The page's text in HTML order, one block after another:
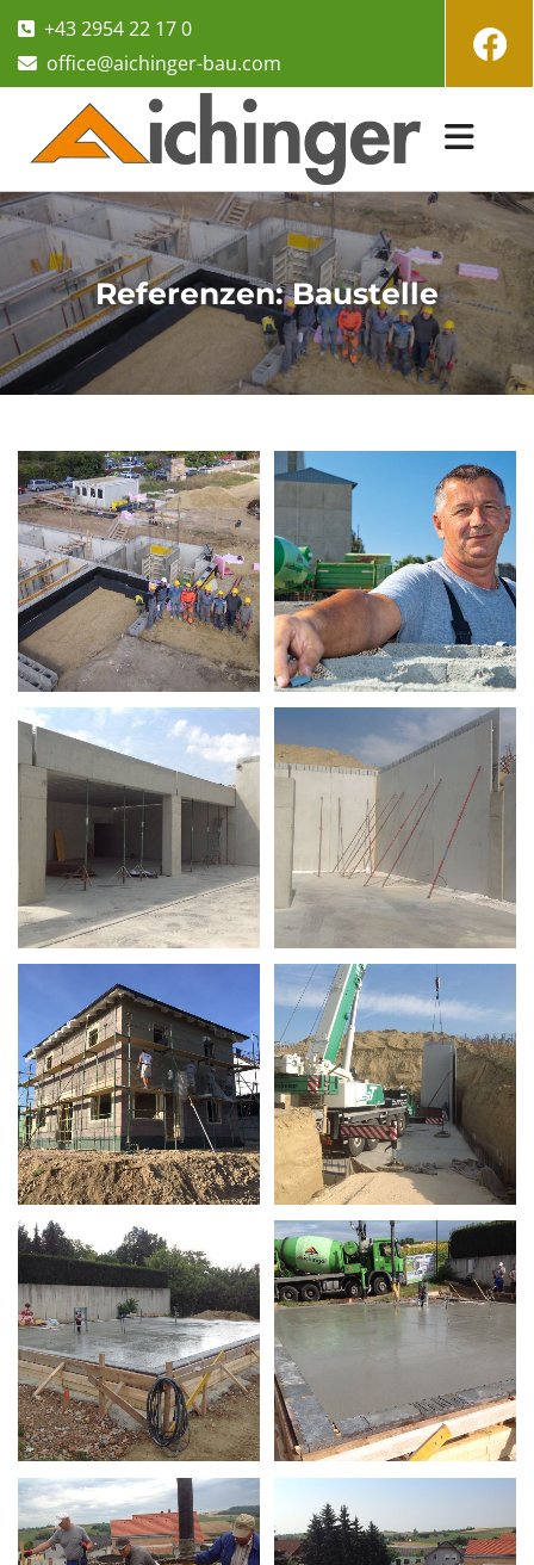
 +43 2954 22 17 0
 office@aichinger-bau.com
Referenzen: Baustelle